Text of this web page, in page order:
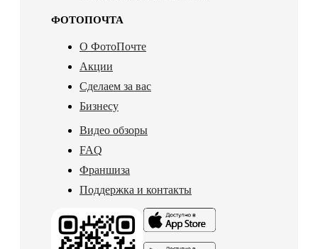
ФОТОПОЧТА
О ФотоПочте
Акции
Сделаем за вас
Бизнесу
Видео обзоры
FAQ
Франшиза
Поддержка и контакты